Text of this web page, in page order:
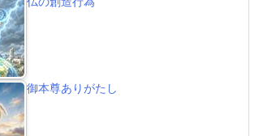
御本尊ありがたし